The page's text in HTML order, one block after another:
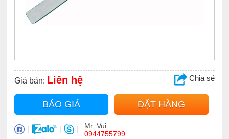
Giá bán: Liên hệ Chia sẻ
BÁO GIÁ ĐẶT HÀNG
| | |
Mr. Vui
0944755799